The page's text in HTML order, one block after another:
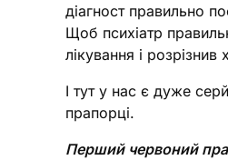
діагност правильно
Щоб психіатр
лікування і розрізнив
І тут у нас є дуже
прапорці.
Перший червоний